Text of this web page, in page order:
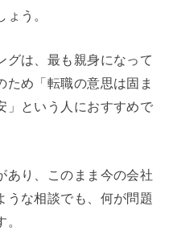
う。
グは、最も親身になって
ため「転職の意思は固ま
」という人におすすめで
あり、このまま今の会社
うな相談でも、何が問題